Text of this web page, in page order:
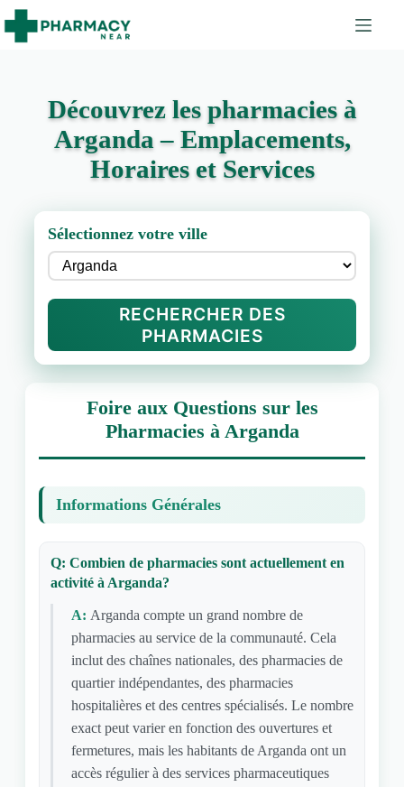
Découvrez les pharmacies à
Arganda – Emplacements,
Horaires et Services
Sélectionnez votre ville
RECHERCHER DES
PHARMACIES
Foire aux Questions sur les
Pharmacies à Arganda
Informations Générales
Q: Combien de pharmacies sont actuellement en
activité à Arganda?
A: Arganda compte un grand nombre de
pharmacies au service de la communauté. Cela
inclut des chaînes nationales, des pharmacies de
quartier indépendantes, des pharmacies
hospitalières et des centres spécialisés. Le nombre
exact peut varier en fonction des ouvertures et
fermetures, mais les habitants de Arganda ont un
accès régulier à des services pharmaceutiques